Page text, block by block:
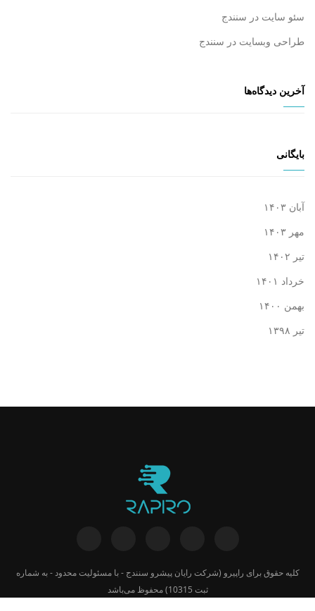
سئو سایت در سنندج
طراحی وبسایت در سنندج
آخرین دیدگاه‌ها
بایگانی
آبان ۱۴۰۳
مهر ۱۴۰۳
تیر ۱۴۰۲
خرداد ۱۴۰۱
بهمن ۱۴۰۰
تیر ۱۳۹۸
کلیه حقوق برای راپیرو (شرکت رایان پیشرو سنندج - با مسئولیت محدود - به شماره
ثبت 10315) محفوظ می‌باشد